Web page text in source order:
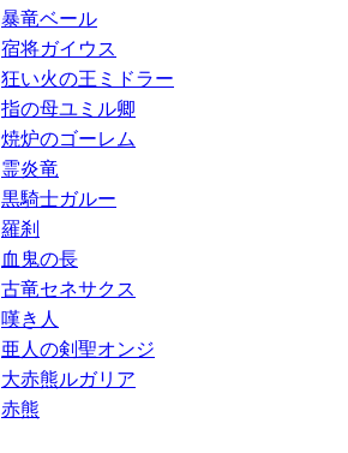
暴竜ベール
宿将ガイウス
狂い火の王ミドラー
指の母ユミル卿
焼炉のゴーレム
霊炎竜
黒騎士ガルー
羅刹
血鬼の長
古竜セネサクス
嘆き人
亜人の剣聖オンジ
大赤熊ルガリア
赤熊